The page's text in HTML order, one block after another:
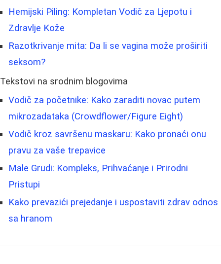
Hemijski Piling: Kompletan Vodič za Ljepotu i
Zdravlje Kože
Razotkrivanje mita: Da li se vagina može proširiti
seksom?
Tekstovi na srodnim blogovima
Vodič za početnike: Kako zaraditi novac putem
mikrozadataka (Crowdflower/Figure Eight)
Vodič kroz savršenu maskaru: Kako pronaći onu
pravu za vaše trepavice
Male Grudi: Kompleks, Prihvaćanje i Prirodni
Pristupi
Kako prevazići prejedanje i uspostaviti zdrav odnos
sa hranom